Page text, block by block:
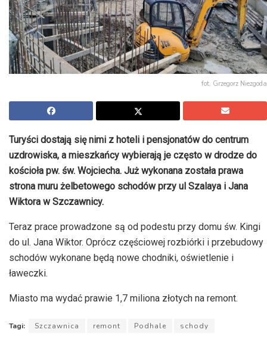
fot. Grzegorz Niezgoda
Turyści dostają się nimi z hoteli i pensjonatów do centrum
uzdrowiska, a mieszkańcy wybierają je często w drodze do
kościoła pw. św. Wojciecha. Już wykonana została prawa
strona muru żelbetowego schodów przy ul Szalaya i Jana
Wiktora w Szczawnicy.
Teraz prace prowadzone są od podestu przy domu św. Kingi
do ul. Jana Wiktor. Oprócz częściowej rozbiórki i przebudowy
schodów wykonane będą nowe chodniki, oświetlenie i
ławeczki.
Miasto ma wydać prawie 1,7 miliona złotych na remont.
Tagi: Szczawnica remont Podhale schody